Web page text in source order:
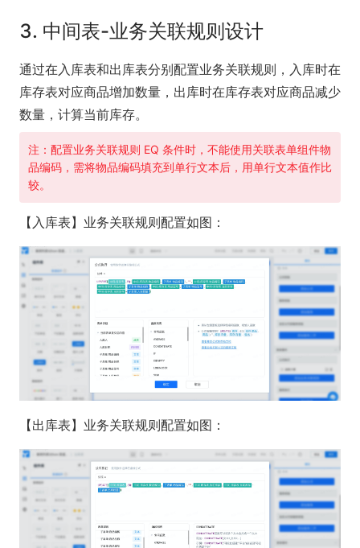
3. 中间表-业务关联规则设计
通过在入库表和出库表分别配置业务关联规则，入库时在
库存表对应商品增加数量，出库时在库存表对应商品减少
数量，计算当前库存。
注：配置业务关联规则 EQ 条件时，不能使用关联表单组件物
品编码，需将物品编码填充到单行文本后，用单行文本值作比
较。
【入库表】业务关联规则配置如图：
【出库表】业务关联规则配置如图：